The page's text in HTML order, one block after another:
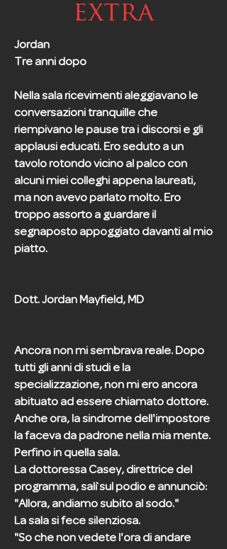
extra
Jordan
Tre anni dopo
Nella sala ricevimenti aleggiavano le
conversazioni tranquille che
riempivano le pause tra i discorsi e gli
applausi educati. Ero seduto a un
tavolo rotondo vicino al palco con
alcuni miei colleghi appena laureati,
ma non avevo parlato molto. Ero
troppo assorto a guardare il
segnaposto appoggiato davanti al mio
piatto.
Dott. Jordan Mayfield, MD
Ancora non mi sembrava reale. Dopo
tutti gli anni di studi e la
specializzazione, non mi ero ancora
abituato ad essere chiamato dottore.
Anche ora, la sindrome dell'impostore
la faceva da padrone nella mia mente.
Perfino in quella sala.
La dottoressa Casey, direttrice del
programma, salì sul podio e annunciò:
"Allora, andiamo subito al sodo."
La sala si fece silenziosa.
"So che non vedete l'ora di andare